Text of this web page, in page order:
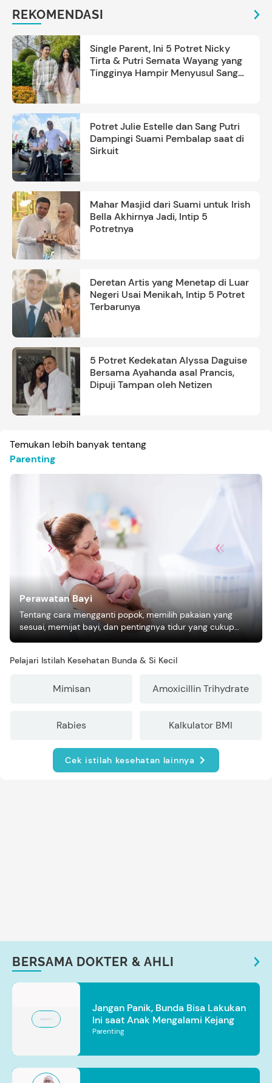
REKOMENDASI
Single Parent, Ini 5 Potret Nicky
Tirta & Putri Semata Wayang yang
Tingginya Hampir Menyusul Sang
Potret Julie Estelle dan Sang Putri
Dampingi Suami Pembalap saat di
Sirkuit
Mahar Masjid dari Suami untuk Irish
Bella Akhirnya Jadi, Intip 5
Potretnya
Deretan Artis yang Menetap di Luar
Negeri Usai Menikah, Intip 5 Potret
Terbarunya
5 Potret Kedekatan Alyssa Daguise
Bersama Ayahanda asal Prancis,
Dipuji Tampan oleh Netizen
Temukan lebih banyak tentang
Parenting
Perawatan Bayi
Tentang cara mengganti popok, memilih pakaian yang
sesuai, memijat bayi, dan pentingnya tidur yang cukup
bagi pertumbuhan bayi.
Pelajari Istilah Kesehatan Bunda & Si Kecil
Mimisan Amoxicillin Trihydrate
Rabies Kalkulator BMI
Cek istilah kesehatan lainnya
BERSAMA DOKTER & AHLI
Jangan Panik, Bunda Bisa Lakukan
Ini saat Anak Mengalami Kejang
Parenting